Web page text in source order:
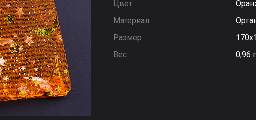
Цвет
Материал
Размер
Вес
0,96